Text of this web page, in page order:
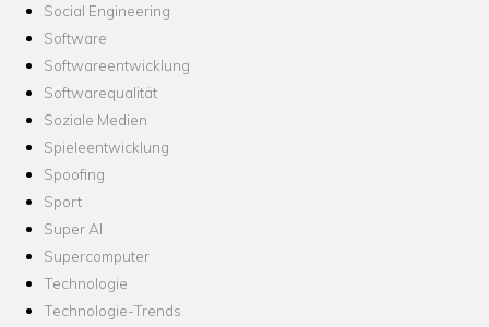
Social Engineering
Software
Softwareentwicklung
Softwarequalität
Soziale Medien
Spieleentwicklung
Spoofing
Sport
Super AI
Supercomputer
Technologie
Technologie-Trends